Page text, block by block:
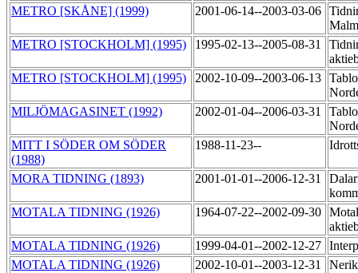
METRO [SKÅNE] (1999)
2001-06-14--2003-03-06
METRO [STOCKHOLM] (1995)
1995-02-13--2005-08-31
METRO [STOCKHOLM] (1995)
2002-10-09--2003-06-13
MILJÖMAGASINET (1992)
2002-01-04--2006-03-31
MITT I SÖDER OM SÖDER
(1988)
1988-11-23--
MORA TIDNING (1893) 2001-01-01--2006-12-31
MOTALA TIDNING (1926)
1964-07-22--2002-09-30
MOTALA TIDNING (1926)
1999-04-01--2002-12-27
MOTALA TIDNING (1926)
2002-10-01--2003-12-31